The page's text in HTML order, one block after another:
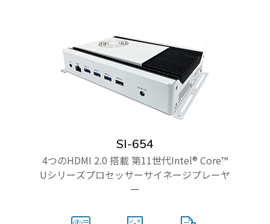
SI-654
4つのHDMI 2.0 搭載 第11世代Intel® Core™
Uシリーズプロセッサーサイネージプレーヤ
ー